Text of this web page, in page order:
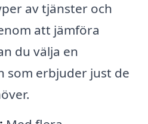
av tjänster och
att jämföra
du välja en
som erbjuder just de